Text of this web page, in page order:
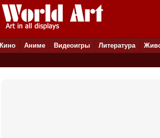
Кино Аниме Видеоигры Литература